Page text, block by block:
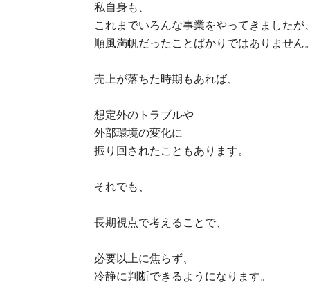
私自身も、
これまでいろんな事業をやってきましたが
順風満帆だったことばかりではありません
売上が落ちた時期もあれば、
想定外のトラブルや
外部環境の変化に
振り回されたこともあります。
それでも、
長期視点で考えることで、
必要以上に焦らず、
冷静に判断できるようになります。